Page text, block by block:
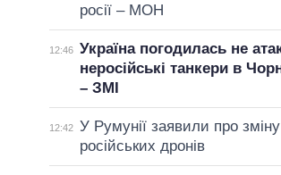
росії – МОН
12:46 Україна погодилась не
неросійські танкери в
– ЗМІ
12:42 У Румунії заявили про
російських дронів